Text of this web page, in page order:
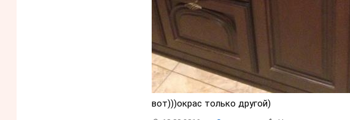
вот)))окрас только другой)